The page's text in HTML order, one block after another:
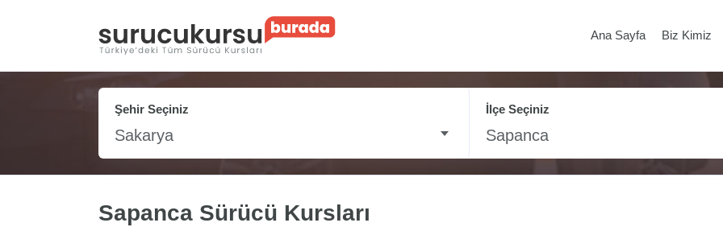
Ana Sayfa Biz Kimiz
Şehir Seçiniz
Sakarya
İlçe Seçiniz
Sapanca
Sapanca Sürücü Kursları